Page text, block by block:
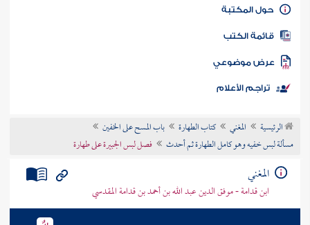
كتاب الأمة
المكتبة
الكتب
موضوعي
تراجم الأعلام
الرئيسية المغني كتاب الطهارة
باب المسح على الخفين
مسألة لبس خفيه وهو كامل الطهارة ثم أحدث
فصل لبس الجبيرة على طهارة
المغني
ابن قدامة - موفق الدين عبد الله بن أحمد بن قدامة المقدسي